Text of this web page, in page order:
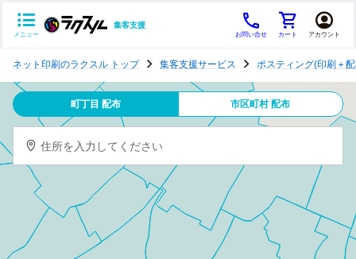
メニュー
集客支援
お問い合せ カート アカウント
テ
ン
グ
ネット印刷のラクスル トップ 集客支援サービス ポスティング(印刷＋
町丁目 配布 市区町村 配布
住所を入力してください